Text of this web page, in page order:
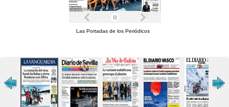
Las Portadas de los Periódicos